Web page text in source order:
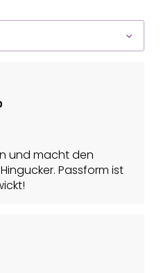
und macht den
Passform ist